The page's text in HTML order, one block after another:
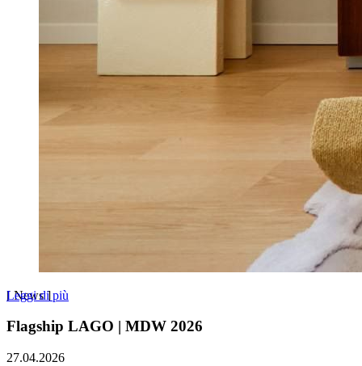
Leggi di più
[News]
Flagship LAGO | MDW 2026
27.04.2026